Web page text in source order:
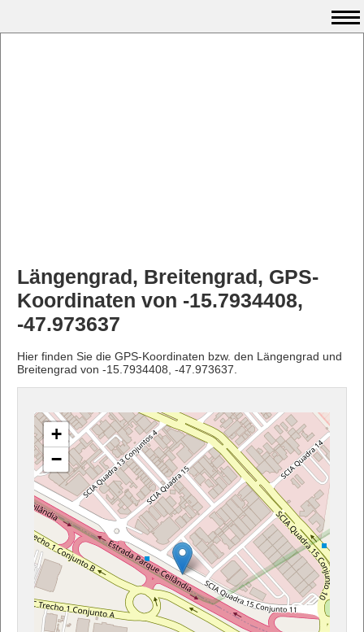
Längengrad, Breitengrad, GPS-
Koordinaten von -15.7934408,
-47.973637
Hier finden Sie die GPS-Koordinaten bzw. den Längengrad und
Breitengrad von -15.7934408, -47.973637.
+
−